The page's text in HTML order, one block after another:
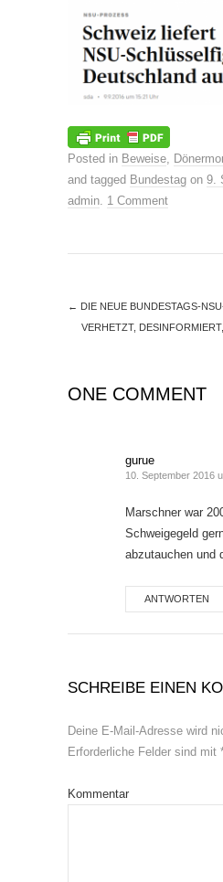
Posted in Beweise,
and tagged Bundestag on 9.
admin. 1 Comment
← DIE NEUE BUNDESTAGS-
VERHETZT,
ONE COMMENT
gurue
10. September 2016
Marschner war
Schweigegeld
abzutauchen und
ANTWORTEN
SCHREIBE EINEN
Deine E-Mail-Adresse wird
Erforderliche Felder sind mit
Kommentar